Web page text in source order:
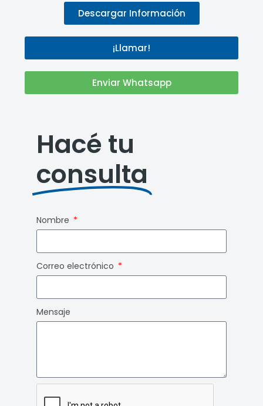
Descargar Información
¡Llamar!
Enviar Whatsapp
Hacé tu
consulta
Nombre
Correo electrónico
Mensaje